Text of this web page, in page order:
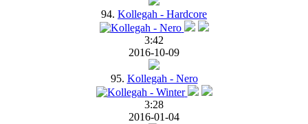
94. Kollegah - Hardcore
3:42
2016-10-09
95. Kollegah - Nero
3:28
2016-01-04